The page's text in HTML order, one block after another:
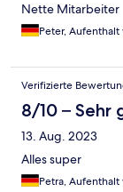
Nette Mitarbeiter
Peter, Aufenthalt
Verifizierte
8/10 – Sehr
13. Aug. 2023
Alles super
Petra,